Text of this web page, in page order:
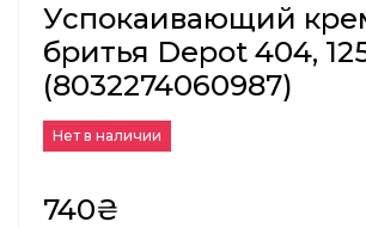
Успокаивающий
бритья Depot 404,
(8032274060987)
Нет в наличии
740₴